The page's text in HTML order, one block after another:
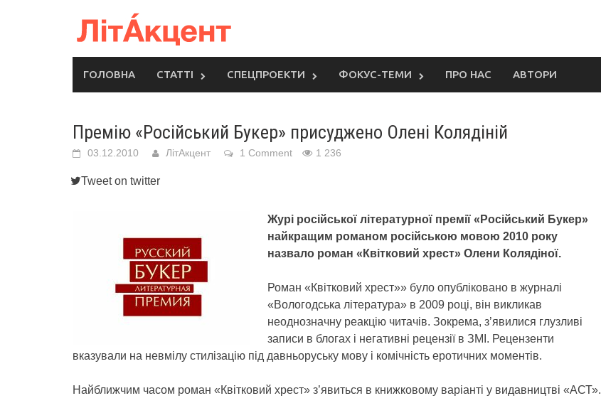
ГОЛОВНА СТАТТІ СПЕЦПРОЕКТИ ФОКУС-ТЕМИ ПРО НАС АВТОРИ
Премію «Російський Букер» присуджено Олені Колядіній
03.12.2010 ЛітАкцент 1 Comment 1 236
Tweet on twitter
Журі російської літературної премії «Російський Букер»
найкращим романом російською мовою 2010 року
назвало роман «Квітковий хрест» Олени Колядіної.
Роман «Квітковий хрест»» було опубліковано в журналі
«Вологодська література» в 2009 році, він викликав
неоднозначну реакцію читачів. Зокрема, з’явилися глузливі
записи в блогах і негативні рецензії в ЗМІ. Рецензенти
вказували на невмілу стилізацію під давньоруську мову і комічність еротичних моментів.
Найближчим часом роман «Квітковий хрест» з’явиться в книжковому варіанті у видавництві «АСТ».